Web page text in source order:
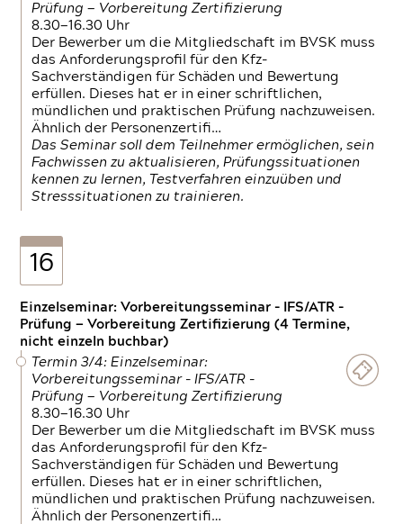
Prüfung — Vorbereitung Zertifizierung
8.30—16.30 Uhr
Der Bewerber um die Mitgliedschaft im BVSK muss
das Anforderungsprofil für den Kfz-
Sachverständigen für Schäden und Bewertung
erfüllen. Dieses hat er in einer schriftlichen,
mündlichen und praktischen Prüfung nachzuweisen.
Ähnlich der Personenzertifi…
Das Seminar soll dem Teilnehmer ermöglichen, sein
Fachwissen zu aktualisieren, Prüfungssituationen
kennen zu lernen, Testverfahren einzuüben und
Stresssituationen zu trainieren.
16
Einzelseminar: Vorbereitungsseminar - IFS/ATR -
Prüfung — Vorbereitung Zertifizierung (4 Termine,
nicht einzeln buchbar)
Termin 3/4: Einzelseminar:
Vorbereitungsseminar - IFS/ATR -
Prüfung — Vorbereitung Zertifizierung
8.30—16.30 Uhr
Der Bewerber um die Mitgliedschaft im BVSK muss
das Anforderungsprofil für den Kfz-
Sachverständigen für Schäden und Bewertung
erfüllen. Dieses hat er in einer schriftlichen,
mündlichen und praktischen Prüfung nachzuweisen.
Ähnlich der Personenzertifi…